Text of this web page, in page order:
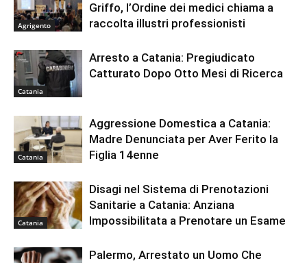
Agrigento
Griffo, l’Ordine dei medici chiama a
raccolta illustri professionisti
Catania
Arresto a Catania: Pregiudicato
Catturato Dopo Otto Mesi di Ricerca
Catania
Aggressione Domestica a Catania:
Madre Denunciata per Aver Ferito la
Figlia 14enne
Catania
Disagi nel Sistema di Prenotazioni
Sanitarie a Catania: Anziana
Impossibilitata a Prenotare un Esame
Palermo, Arrestato un Uomo Che